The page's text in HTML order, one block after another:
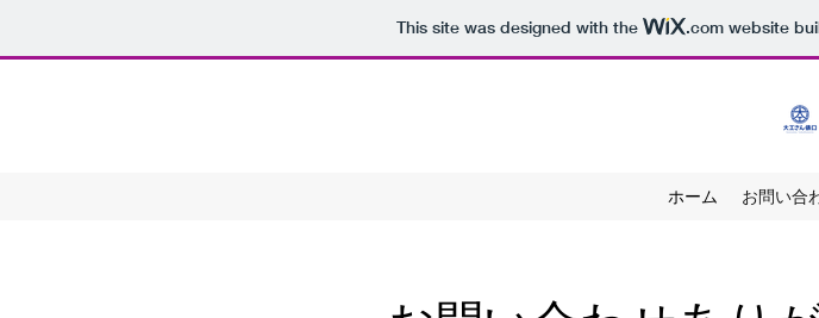
This site was designed with the .comwebsite
ホーム お問い合